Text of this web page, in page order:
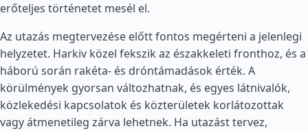
erőteljes történetet mesél el.
Az utazás megtervezése előtt fontos megérteni a jelenlegi
helyzetet. Harkiv közel fekszik az északkeleti fronthoz, és a
háború során rakéta- és dróntámadások érték. A
körülmények gyorsan változhatnak, és egyes látnivalók,
közlekedési kapcsolatok és közterületek korlátozottak
vagy átmenetileg zárva lehetnek. Ha utazást tervez,